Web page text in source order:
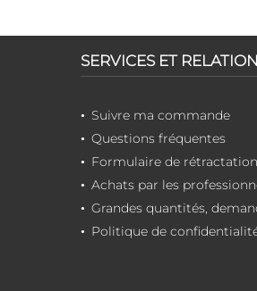
SERVICES ET
Suivre ma commande
Questions fréquentes
Formulaire de
Achats par les
Grandes quantités,
Politique de